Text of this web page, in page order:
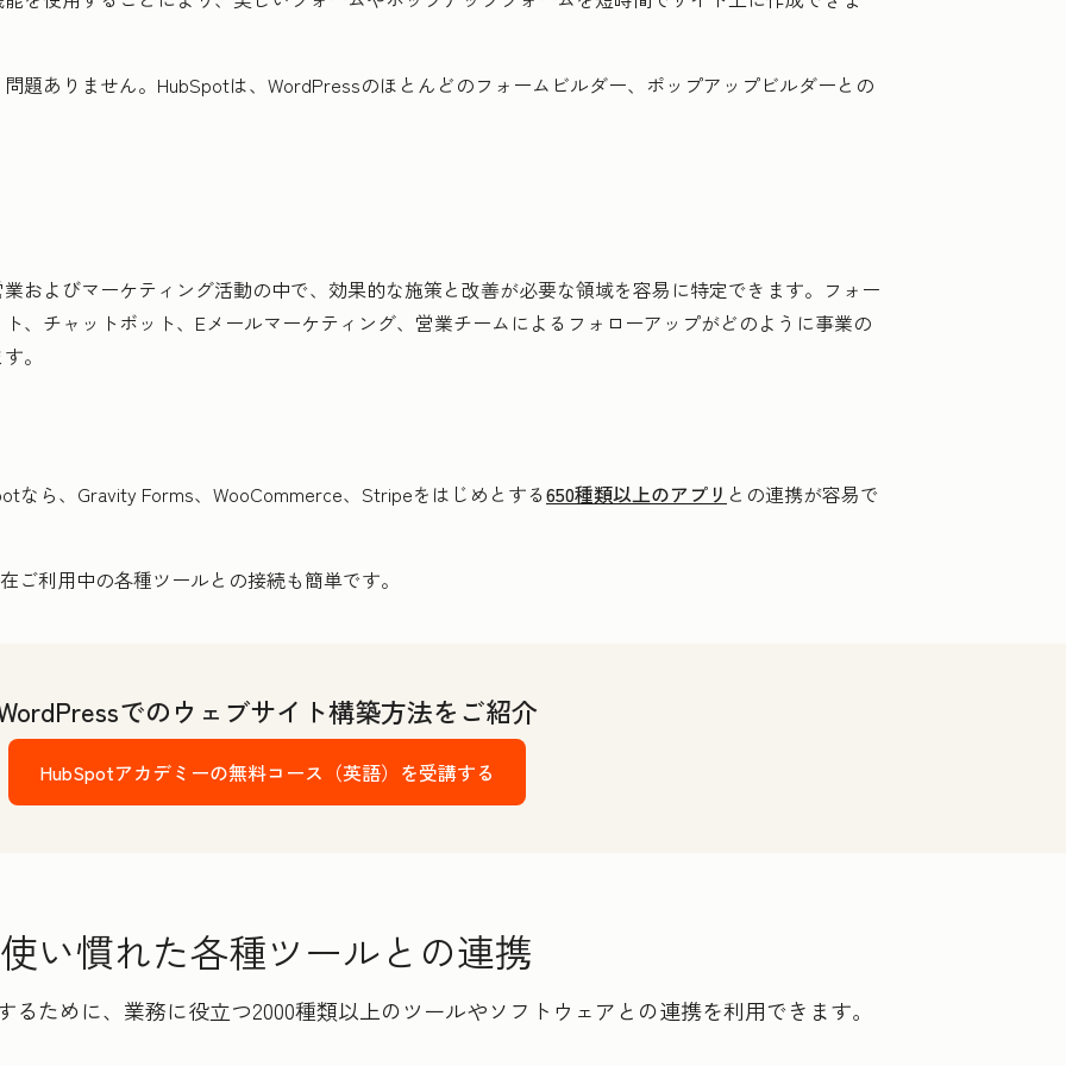
題ありません。HubSpotは、WordPressのほとんどのフォームビルダー、ポップアップビルダーとの
およびマーケティング活動の中で、効果的な施策と改善が必要な領域を容易に特定できます。フォー
、チャットボット、Eメールマーケティング、営業チームによるフォローアップがどのように事業の
。
なら、Gravity Forms、WooCommerce、Stripeをはじめとする650種類以上のアプリ との連携が容易で
ご利用中の各種ツールとの接続も簡単です。
でのウェブサイト構築方法をご紹介
HubSpotアカデミーの無料コース（英語）を受講する
使い慣れた各種ツールとの連携
るために、業務に役立つ2000種類以上のツールやソフトウェアとの連携を利用できます。